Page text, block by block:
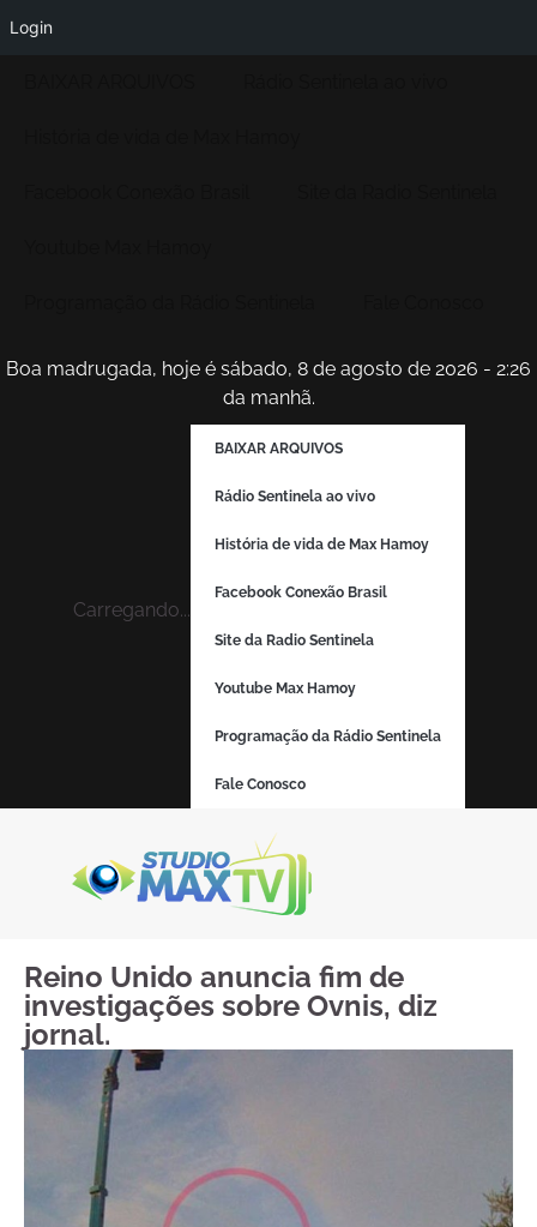
Boa madrugada, hoje é sábado, 8 de agosto de 2026 - 2:26
da manhã.
Carregando...
BAIXAR ARQUIVOS
Rádio Sentinela ao vivo
História de vida de Max Hamoy
Facebook Conexão Brasil
Site da Radio Sentinela
Youtube Max Hamoy
Programação da Rádio Sentinela
Fale Conosco
Reino Unido anuncia fim de
investigações sobre Ovnis, diz
jornal.
Login